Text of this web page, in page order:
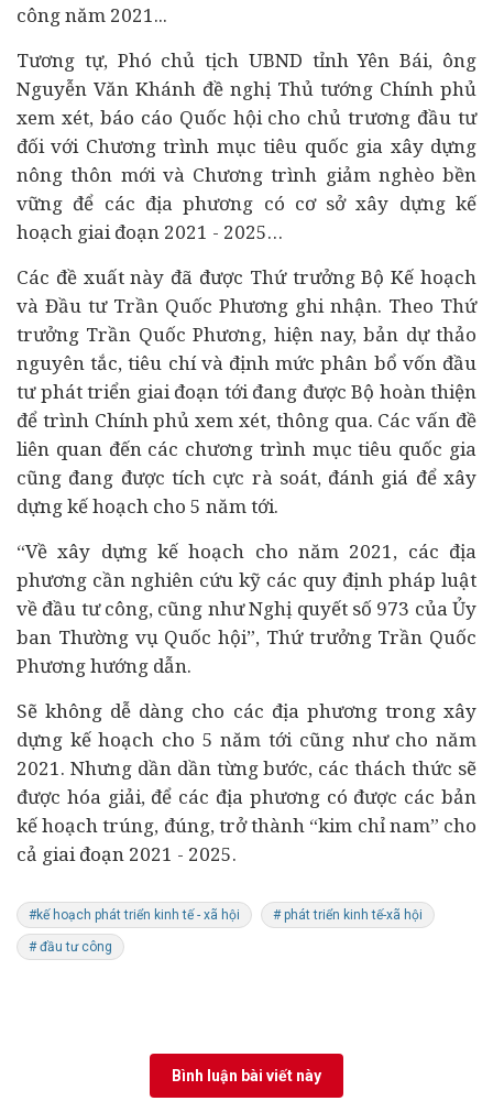
công năm 2021...
Tương tự, Phó chủ tịch UBND tỉnh Yên Bái, ông
Nguyễn Văn Khánh đề nghị Thủ tướng Chính phủ
xem xét, báo cáo Quốc hội cho chủ trương đầu tư
đối với Chương trình mục tiêu quốc gia xây dựng
nông thôn mới và Chương trình giảm nghèo bền
vững để các địa phương có cơ sở xây dựng kế
hoạch giai đoạn 2021 - 2025…
Các đề xuất này đã được Thứ trưởng Bộ Kế hoạch
và Đầu tư Trần Quốc Phương ghi nhận. Theo Thứ
trưởng Trần Quốc Phương, hiện nay, bản dự thảo
nguyên tắc, tiêu chí và định mức phân bổ vốn đầu
tư phát triển giai đoạn tới đang được Bộ hoàn thiện
để trình Chính phủ xem xét, thông qua. Các vấn đề
liên quan đến các chương trình mục tiêu quốc gia
cũng đang được tích cực rà soát, đánh giá để xây
dựng kế hoạch cho 5 năm tới.
“Về xây dựng kế hoạch cho năm 2021, các địa
phương cần nghiên cứu kỹ các quy định pháp luật
về đầu tư công, cũng như Nghị quyết số 973 của Ủy
ban Thường vụ Quốc hội”, Thứ trưởng Trần Quốc
Phương hướng dẫn.
Sẽ không dễ dàng cho các địa phương trong xây
dựng kế hoạch cho 5 năm tới cũng như cho năm
2021. Nhưng dần dần từng bước, các thách thức sẽ
được hóa giải, để các địa phương có được các bản
kế hoạch trúng, đúng, trở thành “kim chỉ nam” cho
cả giai đoạn 2021 - 2025.
#kế hoạch phát triển kinh tế - xã hội # phát triển kinh tế-xã hội
# đầu tư công
Bình luận bài viết này